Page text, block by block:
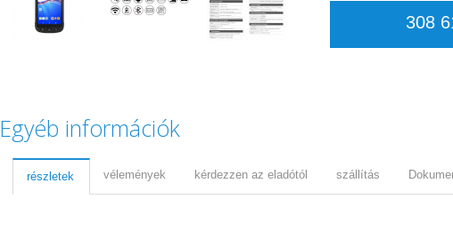
308
Egyéb információk
részletek vélemények kérdezzen az eladótól szállítás